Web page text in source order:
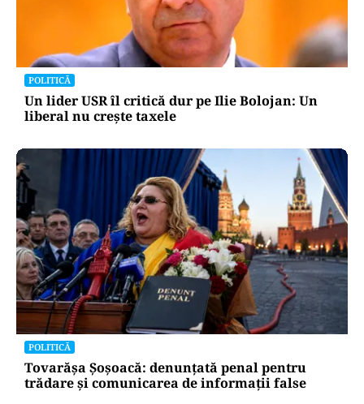
POLITICĂ
Un lider USR îl critică dur pe Ilie Bolojan: Un
liberal nu crește taxele
POLITICĂ
Tovarășa Șoșoacă: denunțată penal pentru
trădare și comunicarea de informații false